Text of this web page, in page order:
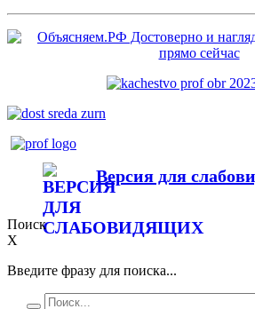
Версия для
Поиск
X
Введите фразу для поиска...